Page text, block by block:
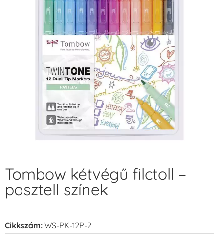
Tombow kétvégű filctoll –
pasztell színek
Cikkszám: WS-PK-12P-2